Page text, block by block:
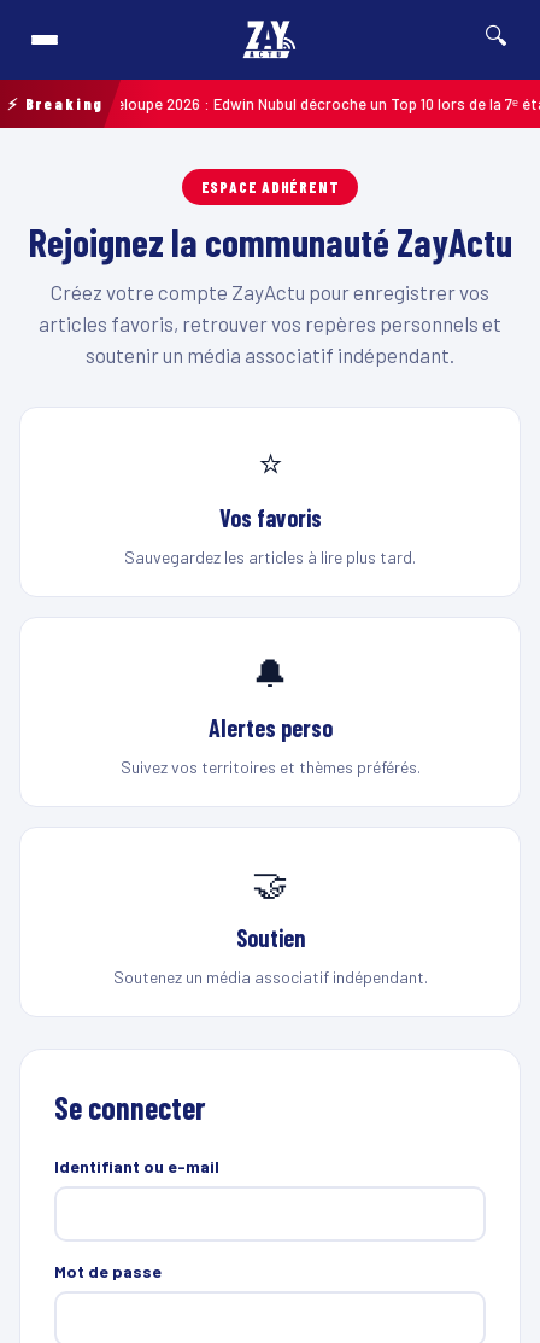
🔍
⚡ Breaking
de Guadeloupe 2026 : Edwin Nubul décroche un Top 10 lors de la 7ᵉ
ESPACE ADHÉRENT
Rejoignez la communauté ZayActu
Créez votre compte ZayActu pour enregistrer vos
articles favoris, retrouver vos repères personnels et
soutenir un média associatif indépendant.
⭐
Vos favoris
Sauvegardez les articles à lire plus tard.
🔔
Alertes perso
Suivez vos territoires et thèmes préférés.
🤝
Soutien
Soutenez un média associatif indépendant.
Se connecter
Identifiant ou e-mail
Mot de passe